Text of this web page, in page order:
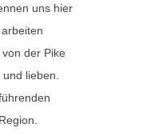
uns hier
der Pike
lieben.